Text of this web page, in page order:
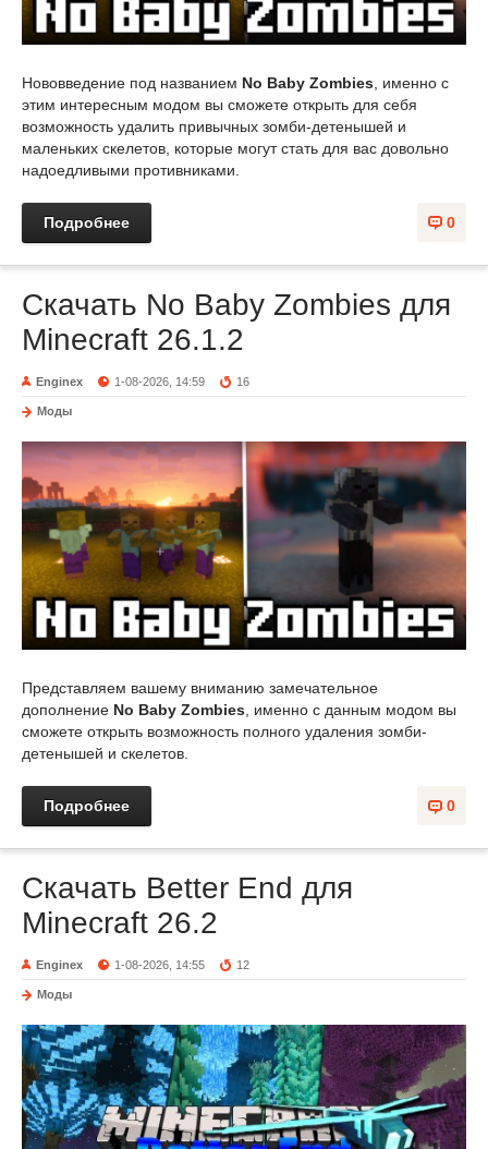
Нововведение под названием No Baby Zombies , именно с
этим интересным модом вы сможете открыть для себя
возможность удалить привычных зомби-детенышей и
маленьких скелетов, которые могут стать для вас довольно
надоедливыми противниками.
0
Подробнее
Скачать No Baby Zombies для
Minecraft 26.1.2
Enginex 1-08-2026, 14:59 16
Моды
Представляем вашему вниманию замечательное
дополнение No Baby Zombies , именно с данным модом вы
сможете открыть возможность полного удаления зомби-
детенышей и скелетов.
0
Подробнее
Скачать Better End для
Minecraft 26.2
Enginex 1-08-2026, 14:55 12
Моды